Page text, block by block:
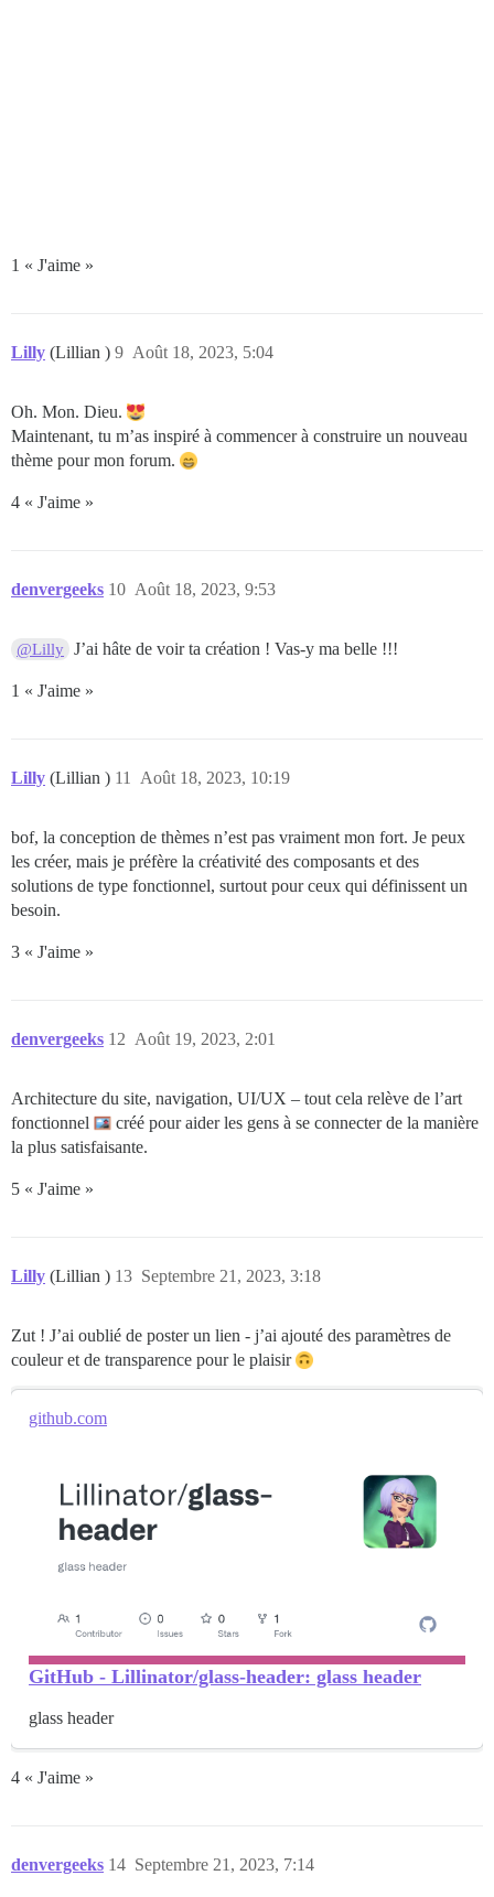
1 « J'aime »
Lilly (Lillian ) Août 18, 2023, 5:04
9
Oh. Mon. Dieu.
Maintenant, tu m’as inspiré à commencer à construire un nouveau
thème pour mon forum.
4 « J'aime »
denvergeeks Août 18, 2023, 9:53
10
@Lilly J’ai hâte de voir ta création ! Vas-y ma belle !!!
1 « J'aime »
Lilly (Lillian ) Août 18, 2023, 10:19
11
bof, la conception de thèmes n’est pas vraiment mon fort. Je peux
les créer, mais je préfère la créativité des composants et des
solutions de type fonctionnel, surtout pour ceux qui définissent un
besoin.
3 « J'aime »
denvergeeks Août 19, 2023, 2:01
12
Architecture du site, navigation, UI/UX – tout cela relève de l’art
fonctionnel
créé pour aider les gens à se connecter de la manière
la plus satisfaisante.
5 « J'aime »
Lilly (Lillian ) Septembre 21, 2023, 3:18
13
Zut ! J’ai oublié de poster un lien - j’ai ajouté des paramètres de
couleur et de transparence pour le plaisir
github.com
GitHub - Lillinator/glass-header: glass header
glass header
4 « J'aime »
denvergeeks Septembre 21, 2023, 7:14
14